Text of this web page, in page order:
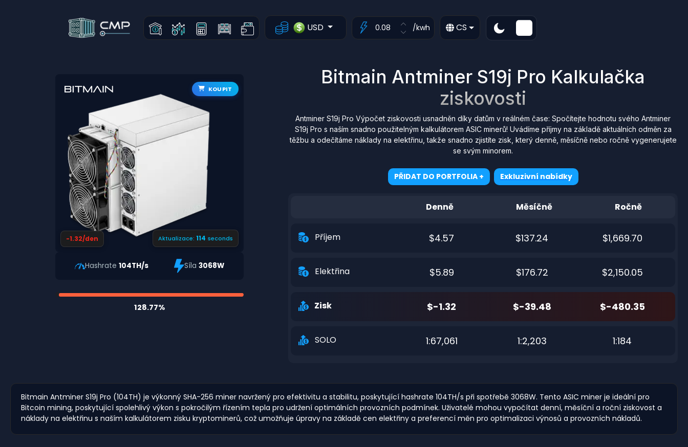
USD /kwh CS
KOUPIT
-1.32/den Aktualizace:113 seconds
Hashrate 104TH/s Síla 3068W
128.77%
Bitmain Antminer S19j Pro Kalkulačka
ziskovosti
Antminer S19j Pro Výpočet ziskovosti usnadněn díky datům v reálném čase: Spočítejte hodnotu svého Antminer
S19j Pro s naším snadno použitelným kalkulátorem ASIC minerů! Uvádíme příjmy na základě aktuálních odměn za
těžbu a odečítáme náklady na elektřinu, takže snadno zjistíte zisk, který denně, měsíčně nebo ročně vygenerujete
se svým minorem.
PŘIDAT DO PORTFOLIA + Exkluzivní nabídky
Denně Měsíčně Ročně
Příjem $4.57 $137.24 $1,669.70
Elektřina $5.89 $176.72 $2,150.05
Zisk $-1.32 $-39.48 $-480.35
SOLO 1:67,061 1:2,203 1:184
Bitmain Antminer S19j Pro (104TH) je výkonný SHA-256 miner navržený pro efektivitu a stabilitu, poskytující hashrate 104TH/s při spotřebě 3068W. Tento ASIC miner je ideální pro
Bitcoin mining, poskytující spolehlivý výkon s pokročilým řízením tepla pro udržení optimálních provozních podmínek. Uživatelé mohou vypočítat denní, měsíční a roční ziskovost a
náklady na elektřinu s naším kalkulátorem zisku kryptominerů, což umožňuje úpravy na základě cen elektřiny a preferencí měn pro optimalizaci výnosů a provozních nákladů.